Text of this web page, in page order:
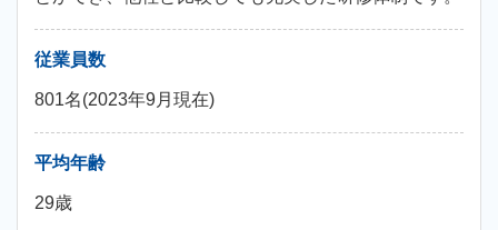
従業員数
801名(2023年9月現在)
平均年齢
29歳